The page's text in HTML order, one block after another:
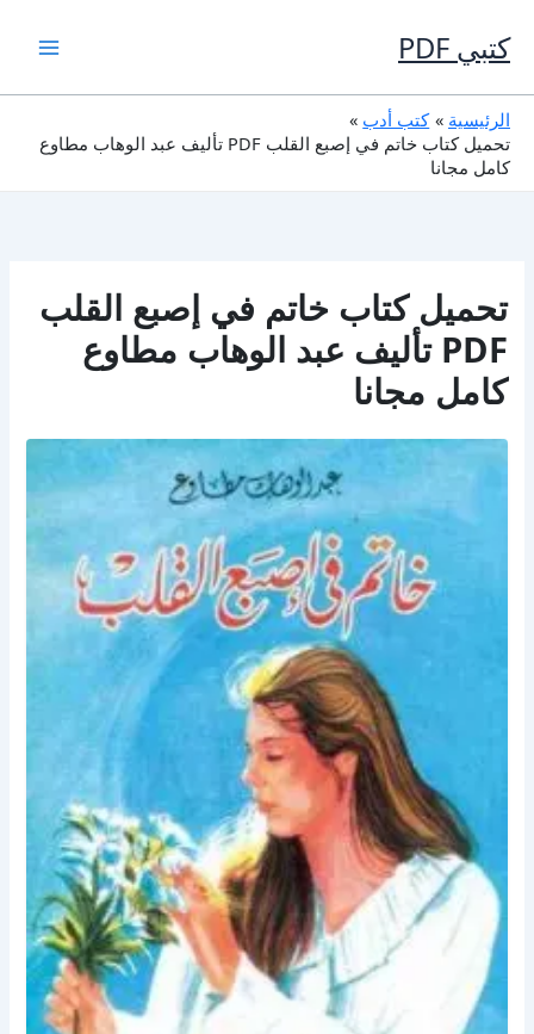
إلى
المحتوى
كتبي PDF
الرئيسية
كتب أدب
تحميل كتاب خاتم في إصبع القلب PDF تأليف عبد الوهاب مطاوع
كامل مجانا
تحميل كتاب خاتم في إصبع القلب
PDF تأليف عبد الوهاب مطاوع
كامل مجانا